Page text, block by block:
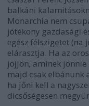
balkáni
Monarchia nem
jótékony gazdasági
egész félszigetet
elárasztja. Ha az
jöjjön, aminek jönnie
majd csak elbánunk
ha jőni kell a
dicsőségesen